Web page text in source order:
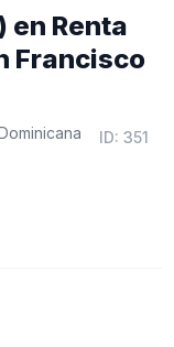
en Renta
Francisco
ID:351